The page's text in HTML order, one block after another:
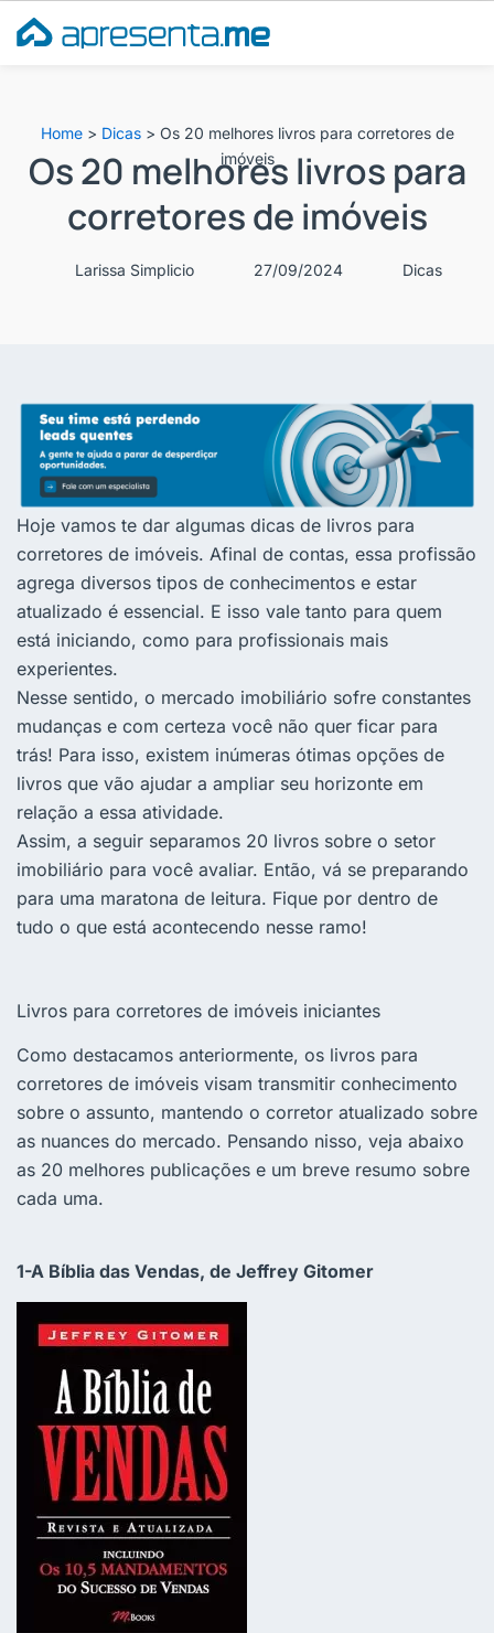
para
Home> Dicas> Os 20 melhores livros para corretores de
imóveis
Os 20 melhores livros para
corretores de imóveis
Larissa Simplicio 27/09/2024 Dicas
Hoje vamos te dar algumas dicas de livros para
corretores de imóveis. Afinal de contas, essa profissão
agrega diversos tipos de conhecimentos e estar
atualizado é essencial. E isso vale tanto para quem
está iniciando, como para profissionais mais
experientes.
Nesse sentido, o mercado imobiliário sofre constantes
mudanças e com certeza você não quer ficar para
trás! Para isso, existem inúmeras ótimas opções de
livros que vão ajudar a ampliar seu horizonte em
relação a essa atividade.
Assim, a seguir separamos 20 livros sobre o setor
imobiliário para você avaliar. Então, vá se preparando
para uma maratona de leitura. Fique por dentro de
tudo o que está acontecendo nesse ramo!
Livros para corretores de imóveis iniciantes
Como destacamos anteriormente, os livros para
corretores de imóveis visam transmitir conhecimento
sobre o assunto, mantendo o corretor atualizado sobre
as nuances do mercado. Pensando nisso, veja abaixo
as 20 melhores publicações e um breve resumo sobre
cada uma.
1-A Bíblia das Vendas, de Jeffrey Gitomer